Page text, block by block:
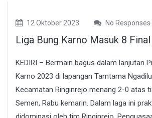
12 Oktober 2023 No Responses
Liga Bung Karno Masuk 8 Final
KEDIRI – Bermain bagus dalam lanjutan
Karno 2023 di lapangan Tamtama
Kecamatan Ringinrejo menang 2-0 atas
Semen, Rabu kemarin. Dalam laga ini